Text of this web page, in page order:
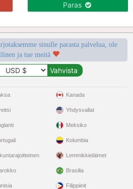
Paras
sinulle parasta palvelua, ole
ja tue meitä
Kanada
Yhdysvallat
Meksiko
Kolumbia
Lemmikkieläimet
Brasilia
Filippiinit